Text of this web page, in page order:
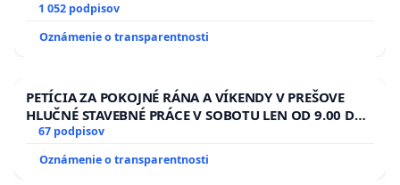
1 052 podpisov
Oznámenie o transparentnosti
PETÍCIA ZA POKOJNÉ RÁNA A VÍKENDY V PREŠOVE
HLUČNÉ STAVEBNÉ PRÁCE V SOBOTU LEN OD 9.00 DO
13.00 HOD., CEZ PRACOVNÝ TÝŽDEŇ CIEĽ 8.00 – 18.00
ĎUMBIERSKEJ/MAGU
67 podpisov
Oznámenie o transparentnosti